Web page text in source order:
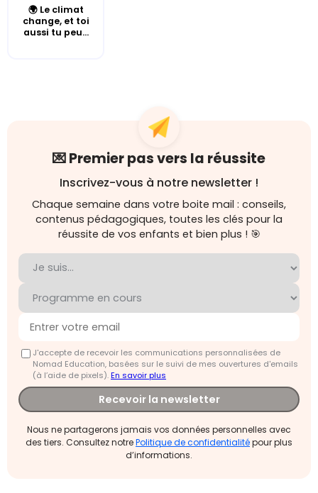
🌍 Le climat
change, et toi
aussi tu peu...
💌 Premier pas vers la réussite
Inscrivez-vous à notre newsletter !
Chaque semaine dans votre boite mail : conseils,
contenus pédagogiques, toutes les clés pour la
réussite de vos enfants et bien plus ! 🎯
J'accepte de recevoir les communications personnalisées de
Nomad Education, basées sur le suivi de mes ouvertures d'emails
(à l’aide de pixels).En savoir plus
Recevoir la newsletter
Nous ne partagerons jamais vos données personnelles avec
des tiers. Consultez notrePolitique de confidentialitépour plus
d’informations.